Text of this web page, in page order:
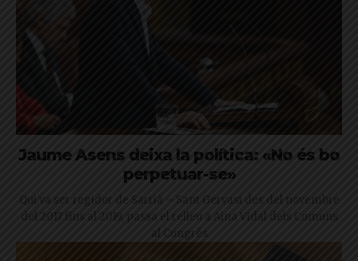
Jaume Asens deixa la política: «No és bo
perpetuar-se»
Qui va ser regidor de Sarrià – Sant Gervasi des del novembre
del 2017 fins al 2019, passa el relleu a Aina Vidal dels Comuns
al Congrés